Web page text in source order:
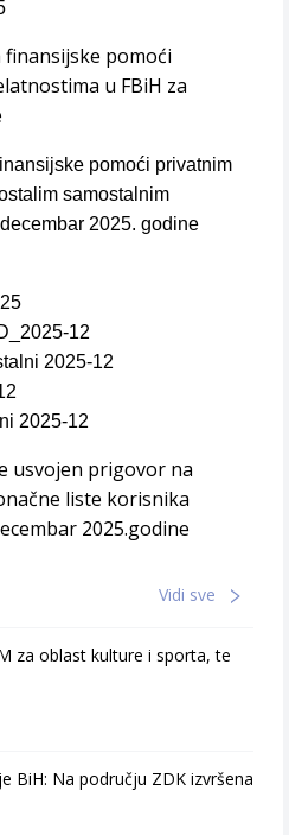
pomoći
u FBiH za
pomoći privatnim
samostalnim
2025. godine
12
2025-12
2025-12
usvojen prigovor na
liste korisnika
2025.godine
Vidi sve
za oblast kulture i sporta, te
BiH: Na području ZDK izvršena